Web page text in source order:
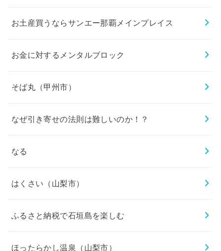
お土産買うならサンエー那覇メインプレイス
お金に対するメンタルブロック
そば丸（甲州市）
なぜ引き寄せの法則は難しいのか！？
なる
はくさい（山梨市）
ふるさと納税で石垣島を楽しむ
ほったらかし温泉（山梨市）